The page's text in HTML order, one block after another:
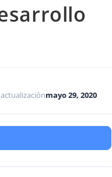
mayo 29, 2020